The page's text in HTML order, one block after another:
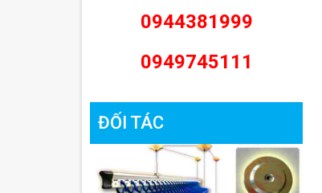
0944381999
0949745111
ĐỐI TÁC